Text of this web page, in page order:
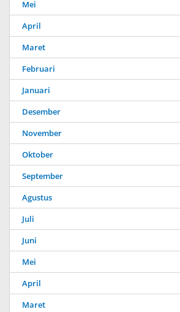
Mei
April
Maret
Februari
Januari
Desember
November
Oktober
September
Agustus
Juli
Juni
Mei
April
Maret